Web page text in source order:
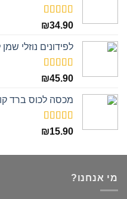
דורג5.00
₪34.90
לפידונים נוזלי
דורג5.00
₪45.90
מכסה לכוס ברד קוטר 95 עם חור
דורג5.00
₪15.90
מי אנחנו?